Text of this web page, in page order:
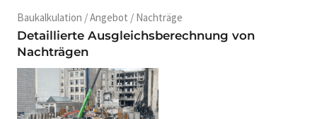
Baukalkulation / Angebot / Nachträge
Detaillierte Ausgleichsberechnung von
Nachträgen